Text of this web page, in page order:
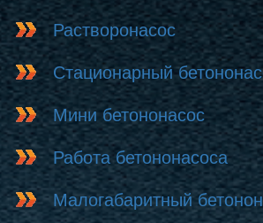
Растворонасос
Стационарный
Мини бетононасос
Работа бетононасоса
Малогабаритный